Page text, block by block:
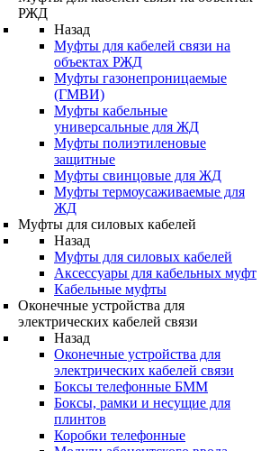
РЖД
Назад
Муфты для кабелей связи на
объектах РЖД
Муфты газонепроницаемые
(ГМВИ)
Муфты кабельные
универсальные для ЖД
Муфты полиэтиленовые
защитные
Муфты свинцовые для ЖД
Муфты термоусаживаемые для
ЖД
Муфты для силовых кабелей
Назад
Муфты для силовых кабелей
Аксессуары для кабельных муфт
Кабельные муфты
Оконечные устройства для
электрических кабелей связи
Назад
Оконечные устройства для
электрических кабелей связи
Боксы телефонные БММ
Боксы, рамки и несущие для
плинтов
Коробки телефонные